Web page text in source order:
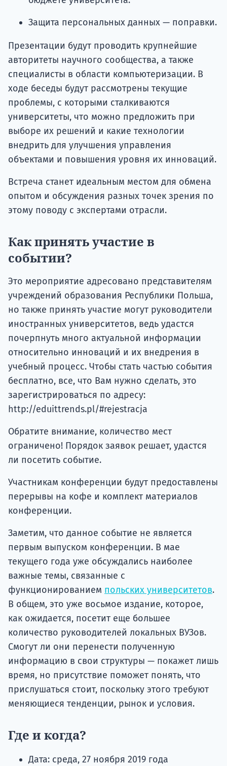
Защита персональных данных — поправки.
Презентации будут проводить крупнейшие
авторитеты научного сообщества, а также
специалисты в области компьютеризации. В
ходе беседы будут рассмотрены текущие
проблемы, с которыми сталкиваются
университеты, что можно предложить при
выборе их решений и какие технологии
внедрить для улучшения управления
объектами и повышения уровня их инноваций.
Встреча станет идеальным местом для обмена
опытом и обсуждения разных точек зрения по
этому поводу с экспертами отрасли.
Как принять участие в
событии?
Это мероприятие адресовано представителям
учреждений образования Республики Польша,
но также принять участие могут руководители
иностранных университетов, ведь удастся
почерпнуть много актуальной информации
относительно инноваций и их внедрения в
учебный процесс. Чтобы стать частью события
бесплатно, все, что Вам нужно сделать, это
зарегистрироваться по адресу:
http://eduittrends.pl/#rejestracja
Обратите внимание, количество мест
ограничено! Порядок заявок решает, удастся
ли посетить событие.
Участникам конференции будут предоставлены
перерывы на кофе и комплект материалов
конференции.
Заметим, что данное событие не является
первым выпуском конференции. В мае
текущего года уже обсуждались наиболее
важные темы, связанные с
функционированием польских университетов.
В общем, это уже восьмое издание, которое,
как ожидается, посетит еще большее
количество руководителей локальных ВУЗов.
Смогут ли они перенести полученную
информацию в свои структуры — покажет лишь
время, но присутствие поможет понять, что
прислушаться стоит, поскольку этого требуют
меняющиеся тенденции, рынок и условия.
Где и когда?
Дата: среда, 27 ноября 2019 года